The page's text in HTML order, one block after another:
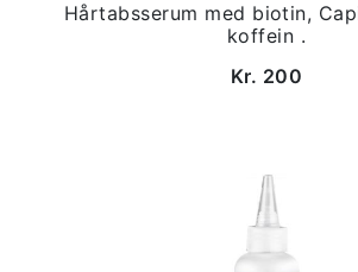
Hårtabsserum med biotin,
koffein .
Kr. 200